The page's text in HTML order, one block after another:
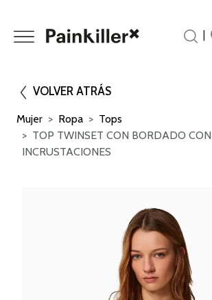
VOLVER ATRÁS
Mujer Ropa
Tops
TOP TWINSET CON BORDADO CON
INCRUSTACIONES